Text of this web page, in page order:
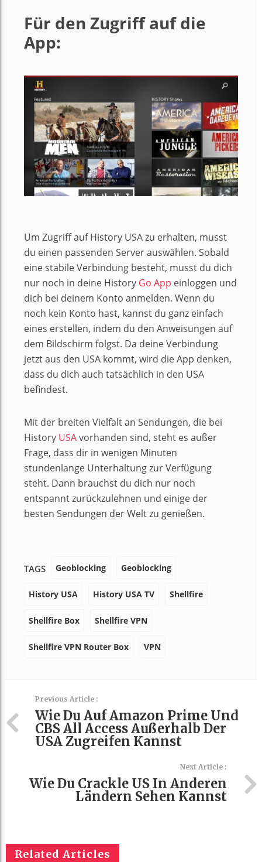
Für den Zugriff auf die
App:
Um Zugriff auf History USA zu erhalten, musst
du einen passenden Server auswählen. Sobald
eine stabile Verbindung besteht, musst du dich
nur noch in deine History Go App einloggen und
dich bei deinem Konto anmelden. Wenn du
noch kein Konto hast, kannst du ganz einfach
eines erstellen, indem du den Anweisungen auf
dem Bildschirm folgst. Da deine Verbindung
jetzt aus den USA kommt, wird die App denken,
dass du dich auch tatsächlich in den USA
befindest.
Mit der breiten Vielfalt an Sendungen, die bei
History USAvorhanden sind, steht es außer
Frage, dass dir in wenigen Minuten
stundenlange Unterhaltung zur Verfügung
steht. Dann brauchst du dich nur noch
entspannt zurückzulehnen und einige der
besten Sendungen der Welt zu genießen.
TAGS Geoblocking Geoblocking
History USA History USA TV Shellfire
Shellfire Box Shellfire VPN
Shellfire VPN Router Box VPN
Previous Article :
Wie Du Auf Amazon Prime Und
CBS All Access Außerhalb Der
USA Zugreifen Kannst
Next Article :
Wie Du Crackle US In Anderen
Ländern Sehen Kannst
Related Articles